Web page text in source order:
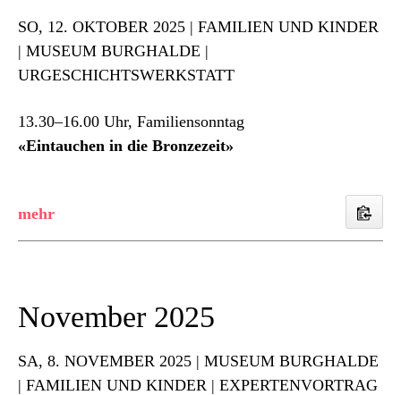
SO, 12. OKTOBER 2025 | FAMILIEN UND KINDER
| MUSEUM BURGHALDE |
URGESCHICHTSWERKSTATT
13.30–16.00 Uhr, Familiensonntag
«Eintauchen in die Bronzezeit»
November 2025
SA, 8. NOVEMBER 2025 | MUSEUM BURGHALDE
| FAMILIEN UND KINDER | EXPERTENVORTRAG